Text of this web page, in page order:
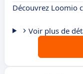
Découvrez Loomio
Voir plus de